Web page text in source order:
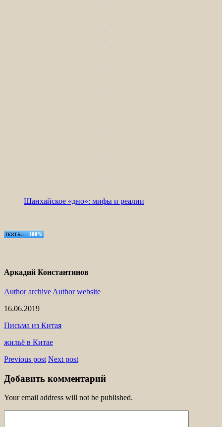
Шанхайское «дно»: мифы и реалии
Аркадий Константинов
Author archive Author website
16.06.2019
Письма из Китая
жильё в Китае
Previous post Next post
Добавить комментарий
Your email address will not be published.